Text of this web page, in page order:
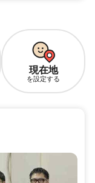
現在地
を設定する